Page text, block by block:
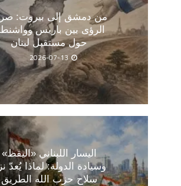
من دمشق إلى بيروت:
الرؤى بين باريس
حول مستقبل لبنان
2026-07-13
اليسار اللبناني «اليقظ»
وسيادة الدولة: لماذا يُعدّ
سلاح حزب الله الطريق